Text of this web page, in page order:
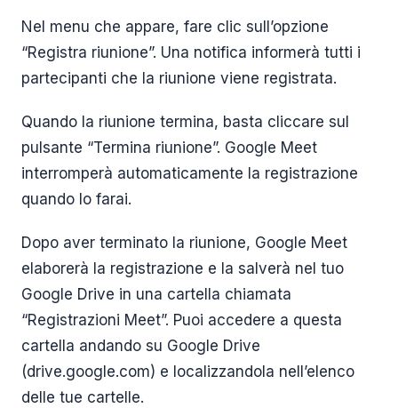
Nel menu che appare, fare clic sull’opzione
“Registra riunione”. Una notifica informerà tutti i
partecipanti che la riunione viene registrata.
Quando la riunione termina, basta cliccare sul
pulsante “Termina riunione”. Google Meet
interromperà automaticamente la registrazione
quando lo farai.
Dopo aver terminato la riunione, Google Meet
elaborerà la registrazione e la salverà nel tuo
Google Drive in una cartella chiamata
“Registrazioni Meet”. Puoi accedere a questa
cartella andando su Google Drive
(drive.google.com) e localizzandola nell’elenco
delle tue cartelle.